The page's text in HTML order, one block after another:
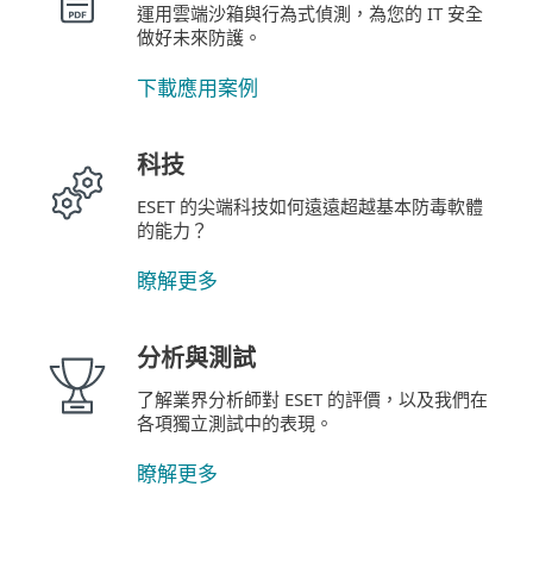
運用雲端沙箱與行為式偵測，為您的 IT 安全
做好未來防護。
下載應用案例
科技
ESET 的尖端科技如何遠遠超越基本防毒軟體
的能力？
瞭解更多
分析與測試
了解業界分析師對 ESET 的評價，以及我們在
各項獨立測試中的表現。
瞭解更多